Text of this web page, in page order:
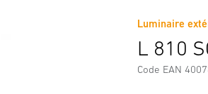
Luminaire
L 810
Code EAN